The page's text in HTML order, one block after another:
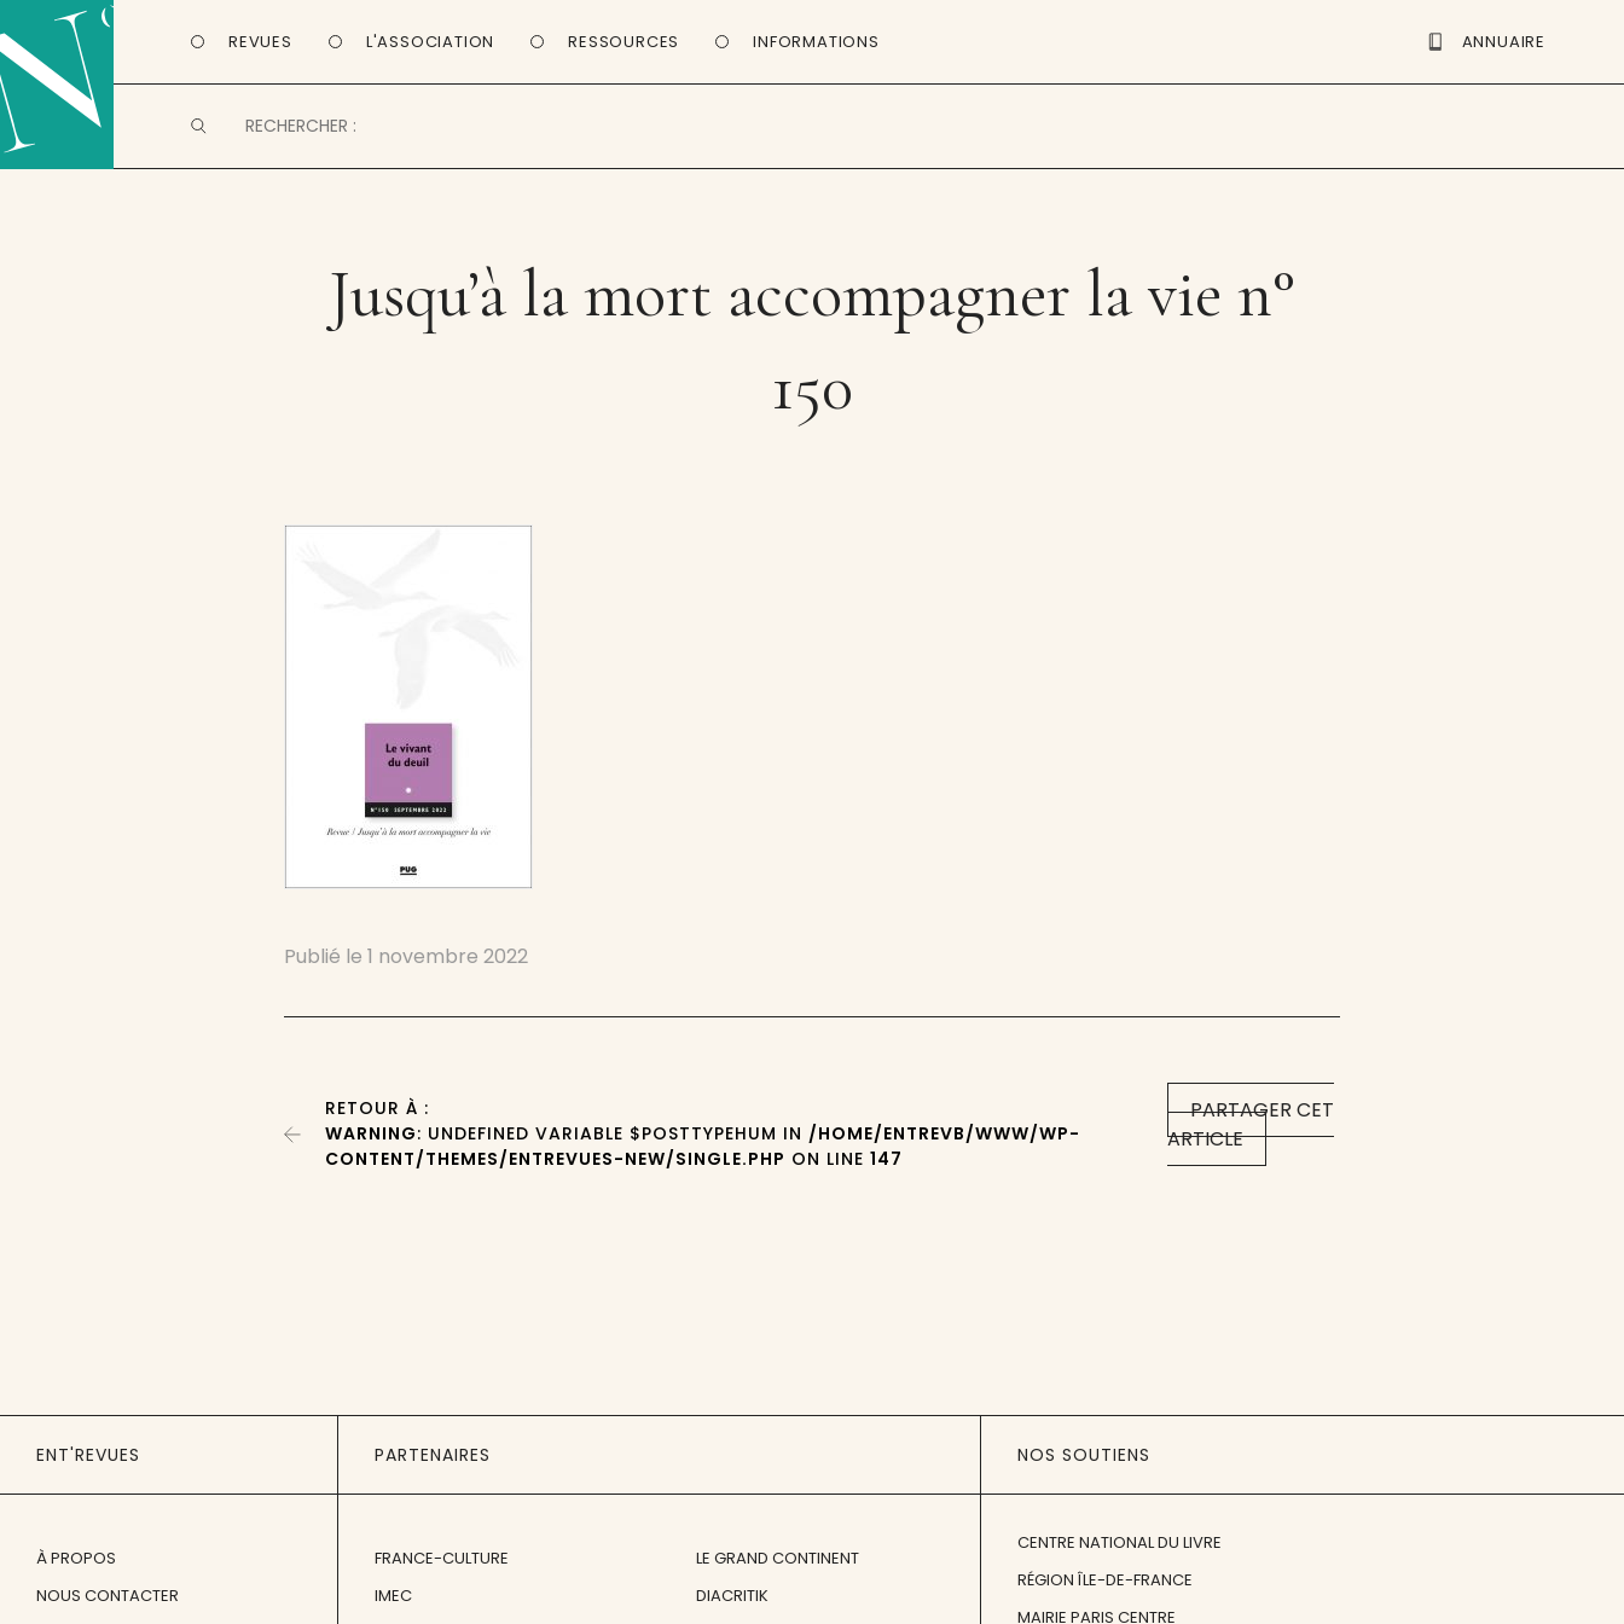
REVUES L'ASSOCIATION RESSOURCES INFORMATIONS ANNUAIRE
Jusqu’à la mort accompagner la vie n°
150
Publié le1 novembre 2022
PARTAGER CET
ARTICLE
RETOUR À :
WARNING: UNDEFINED VARIABLE $POSTTYPEHUM IN /HOME/ENTREVB/WWW/WP-
CONTENT/THEMES/ENTREVUES-NEW/SINGLE.PHP ON LINE147
ENT'REVUES
À PROPOS
NOUS CONTACTER
PARTENAIRES
FRANCE-CULTURE
IMEC
LE GRAND CONTINENT
DIACRITIK
NOS SOUTIENS
CENTRE NATIONAL DU LIVRE
RÉGION ÎLE-DE-FRANCE
MAIRIE PARIS CENTRE